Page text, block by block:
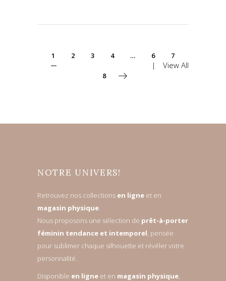
1 2 3 4 … 6 7
8
View All
NOTRE UNIVERS!
Retrouvez nos collections en ligne et en
magasin physique.
Nous proposons une sélection de prêt-à-porter
féminin tendance et intemporel, pensée
pour sublimer chaque silhouette et révéler votre
personnalité.
Disponible en ligne et en magasin physique,